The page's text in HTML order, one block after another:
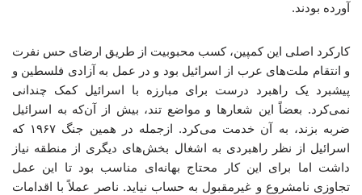
آورده بودند.
کارکرد اصلی این کمپین، کسب محبوبیت از طریق ارضای حس نفرت
و انتقام ملت‌های عرب از اسرائیل بود و در عمل به آزادی فلسطین و
پیشبرد یک راهبرد درست برای مبارزه با اسرائیل کمک چندانی
نمی‌کرد. بعضاً این شعارها و مواضع تند، بیش از آن‌که به اسرائیل
ضربه بزند، به آن خدمت می‌کرد. ازجمله در همین جنگ ۱۹۶۷ که
اسرائیل از نظر راهبردی به اشغال بخش‌های دیگری از منطقه نیاز
داشت اما برای این کار محتاج بهانه‌ای مناسب بود تا این عمل
تجاوزی نامشروع و غیرمقبول به حساب نیاید. ناصر عملاً با اقدامات